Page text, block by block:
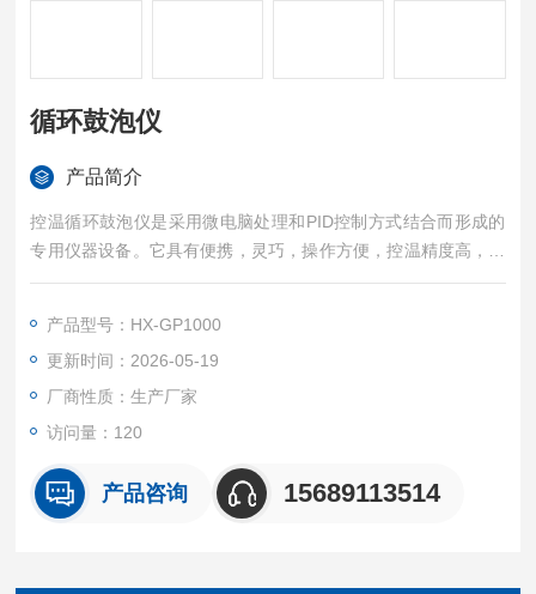
循环鼓泡仪
产品简介
控温循环鼓泡仪是采用微电脑处理和PID控制方式结合而形成的
专用仪器设备。它具有便携，灵巧，操作方便，控温精度高，抗
腐蚀性强，结构紧凑，耐久性强等优点，其工作原理是将待测液
性（蒸发速度、沸点、使用温度等），设定加热温度，冲击速
度，实现大量样品的快速测试。产品外型简洁，加热采用高纯铝
块导热，加热温度高，速度快。
产品型号：HX-GP1000
更新时间：2026-05-19
厂商性质：生产厂家
访问量：120
产品咨询 15689113514